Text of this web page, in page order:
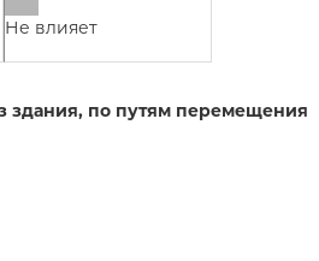
Не влияет
здания, по путям перемещения